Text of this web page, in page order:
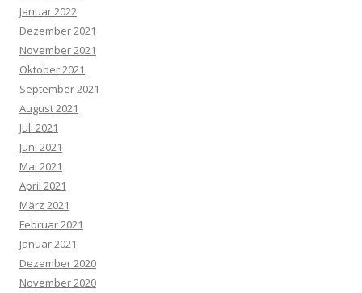
Januar 2022
Dezember 2021
November 2021
Oktober 2021
September 2021
August 2021
Juli 2021
Juni 2021
Mai 2021
April 2021
März 2021
Februar 2021
Januar 2021
Dezember 2020
November 2020